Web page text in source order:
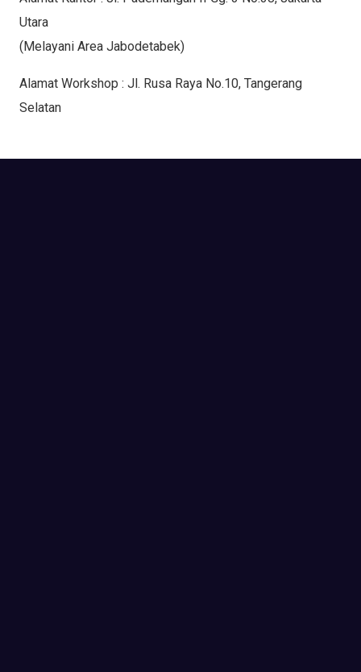
Utara
(Melayani Area Jabodetabek)
Alamat Workshop : Jl. Rusa Raya No.10, Tangerang
Selatan